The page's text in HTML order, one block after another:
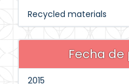
Recycled materials
Fecha
2015